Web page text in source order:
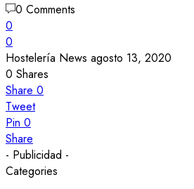
0 Comments
0
0
Hostelería News agosto 13, 2020
0 Shares
Share 0
Tweet
Pin 0
Share
- Publicidad -
Categories